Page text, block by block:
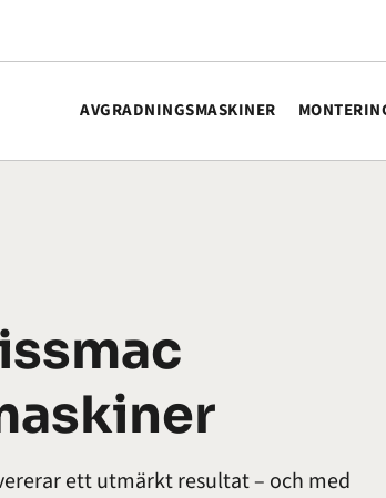
AVGRADNINGSMASKINER
ett utmärkt resultat – och med